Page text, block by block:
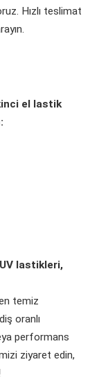
Hızlı teslimat
el lastik
lastikleri,
temiz
oranlı
performans
ziyaret edin,